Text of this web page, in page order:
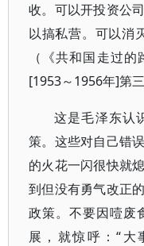
收。可以开投资公
以搞私营。可以消
（《共和国走过
[1953～1956年]第
这是毛泽东认
策。这些对自己错
的火花一闪很快就
到但没有勇气改正
政策。不要因噎废
展，就惊呼：“大